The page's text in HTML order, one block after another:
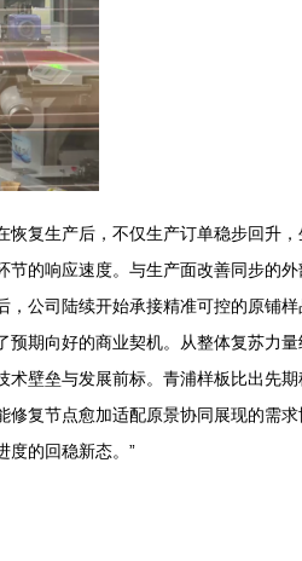
复生产后，不仅生产订单稳步回升
的响应速度。与生产面改善同步的
公司陆续开始承接精准可控的原铺
期向好的商业契机。从整体复苏力
壁垒与发展前标。青浦样板比出先
复节点愈加适配原景协同展现的需
度的回稳新态。”